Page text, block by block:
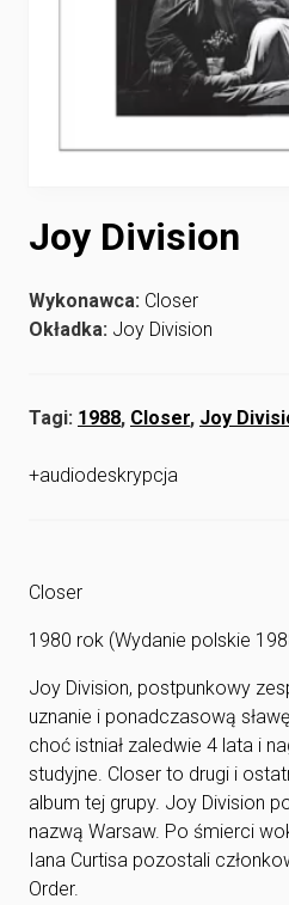
Joy Division
Wykonawca: Closer
Okładka: Joy Division
Tagi: 1988, Closer, Joy
+audiodeskrypcja
Closer
1980 rok (Wydanie polskie
Joy Division, postpunkowy
uznanie i ponadczasową
choć istniał zaledwie 4 lata i
studyjne. Closer to drugi i
album tej grupy. Joy Division
nazwą Warsaw. Po śmierci
Iana Curtisa pozostali
Order.